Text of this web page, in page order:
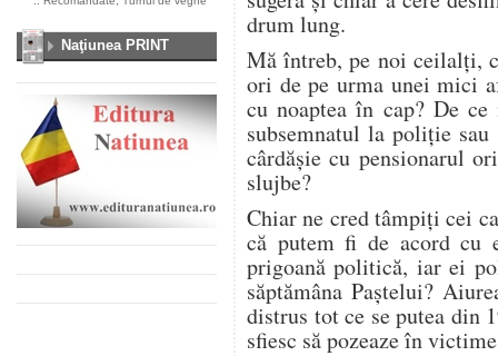
Naţiunea PRINT
drum lung.
Mă întreb, pe noi ceilalţi,
ori de pe urma unei mici
cu noaptea în cap? De
subsemnatul la poliţie
cârdăşie cu pensionarul
slujbe?
Chiar ne cred tâmpiţi cei
că putem fi de acord cu
prigoană politică, iar ei
săptămâna Paştelui?
distrus tot ce se putea din
sfiesc să pozeaze în